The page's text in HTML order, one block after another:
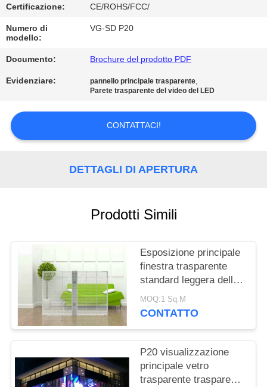
CONTATTACI
NOTIZIE
UN
PREVENTIVO
POLICY
Certificazione: CE/ROHS/FCC/
Numero di
modello:
VG-SD P20
Documento: Brochure del prodotto PDF
Evidenziare: pannello principale trasparente,
Parete trasparente del video del LED
CONTATTACI!
DETTAGLI DI APERTURA
Prodotti Simili
Esposizione principale
finestra trasparente
standard leggera della
parete dello schermo
del LED
MOQ:1 Sq.M
CONTATTO
P20 visualizzazione
principale vetro
trasparente trasparente